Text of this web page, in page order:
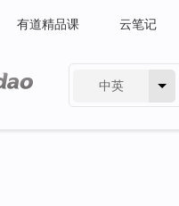
有道精品课 云笔记
中英